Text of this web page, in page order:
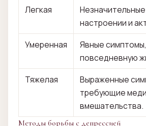
Легкая
настроении и
Умеренная
Явные
повседневную
Тяжелая
Выраженные
требующие
вмешательства.
Методы борьбы с депрессией